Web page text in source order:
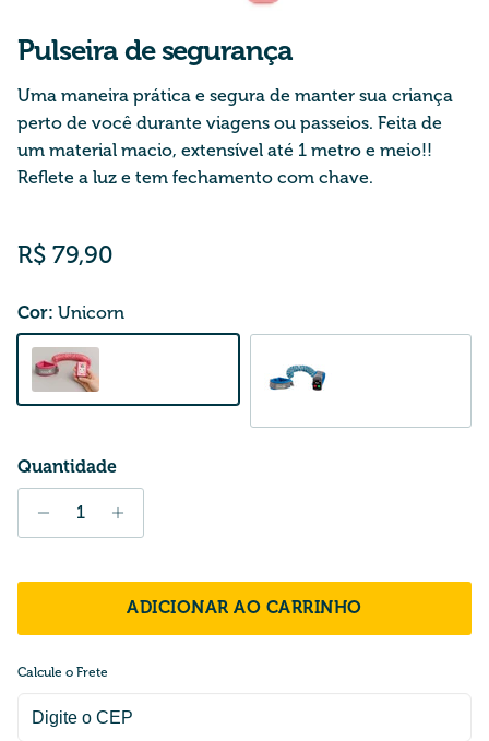
Pulseira de segurança
Uma maneira prática e segura de manter sua criança
perto de você durante viagens ou passeios. Feita de
um material macio, extensível até 1 metro e meio!!
Reflete a luz e tem fechamento com chave.
Preço normal
R$ 79,90
Cor: Unicorn
Unicorn
Watch
Quantidade
ADICIONAR AO CARRINHO
Calcule o Frete